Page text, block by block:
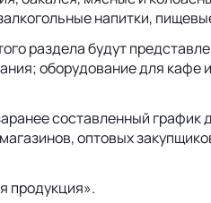
напитки,
раздела будут
оборудование для
составленный график
оптовых
продукция».